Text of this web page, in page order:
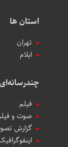
استان ها
تهران
ایلام
چندرسانه‌ای
فیلم
صوت و
گزارش